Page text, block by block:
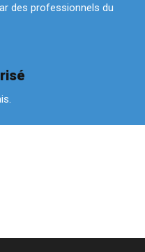
des professionnels du